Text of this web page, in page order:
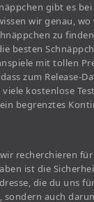
gibt es
wir genau,
zu
besten
mit tollen
zum Release-
kostenlose
begrenztes
recherchieren
ist die
die du uns
auch